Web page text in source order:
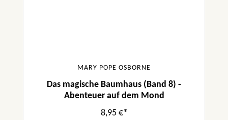
MARY POPE OSBORNE
Das magische Baumhaus (Band 8) -
Abenteuer auf dem Mond
8,95 €*